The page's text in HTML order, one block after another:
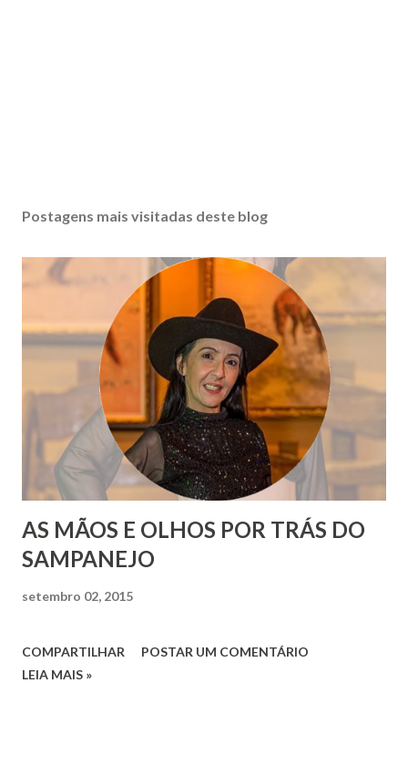
Postagens mais visitadas deste blog
AS MÃOS E OLHOS POR TRÁS DO
SAMPANEJO
setembro 02, 2015
COMPARTILHAR
POSTAR UM COMENTÁRIO
LEIA MAIS »